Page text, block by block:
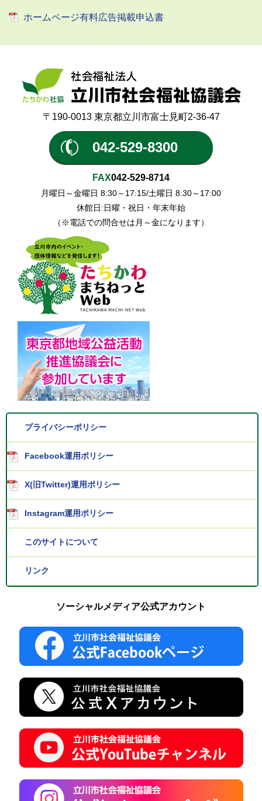
ホームページ有料広告掲載申込書
〒190-0013 東京都立川市富士見町2-36-47
042-529-8300
FAX042-529-8714
月曜日～金曜日 8:30～17:15/土曜日 8:30～17:00
休館日:日曜・祝日・年末年始
（※電話での問合せは月～金になります）
プライバシーポリシー
Facebook運用ポリシー
X(旧Twitter)運用ポリシー
Instagram運用ポリシー
このサイトについて
リンク
ソーシャルメディア公式アカウント